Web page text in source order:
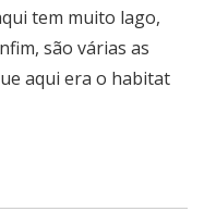
tem muito lago,
são várias as
aqui era o habitat